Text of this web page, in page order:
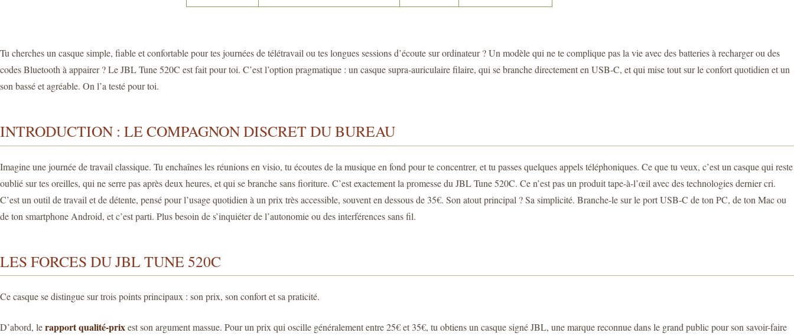
Tu cherches un casque simple, fiable et confortable pour tes journées de télétravail ou tes longues sessions d’écoute sur ordinateur ? Un modèle qui ne te complique pas la vie avec des batteries à recharger ou des
codes Bluetooth à appairer ? Le JBL Tune 520C est fait pour toi. C’est l’option pragmatique : un casque supra-auriculaire filaire, qui se branche directement en USB-C, et qui mise tout sur le confort quotidien et un
son bassé et agréable. On l’a testé pour toi.
INTRODUCTION : LE COMPAGNON DISCRET DU BUREAU
Imagine une journée de travail classique. Tu enchaînes les réunions en visio, tu écoutes de la musique en fond pour te concentrer, et tu passes quelques appels téléphoniques. Ce que tu veux, c’est un casque qui reste
oublié sur tes oreilles, qui ne serre pas après deux heures, et qui se branche sans fioriture. C’est exactement la promesse du JBL Tune 520C. Ce n’est pas un produit tape-à-l’œil avec des technologies dernier cri.
C’est un outil de travail et de détente, pensé pour l’usage quotidien à un prix très accessible, souvent en dessous de 35€. Son atout principal ? Sa simplicité. Branche-le sur le port USB-C de ton PC, de ton Mac ou
de ton smartphone Android, et c’est parti. Plus besoin de s’inquiéter de l’autonomie ou des interférences sans fil.
LES FORCES DU JBL TUNE 520C
Ce casque se distingue sur trois points principaux : son prix, son confort et sa praticité.
D’abord, lerapport qualité-prixest son argument massue. Pour un prix qui oscille généralement entre 25€ et 35€, tu obtiens un casque signé JBL, une marque reconnue dans le grand public pour son savoir-faire